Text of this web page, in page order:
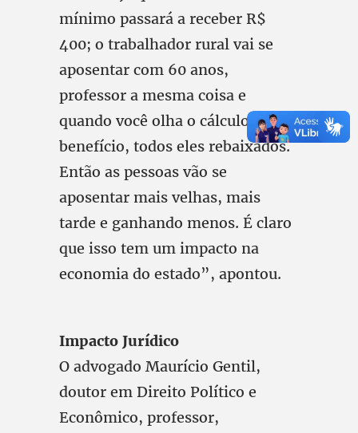
mínimo passará a receber R$
400; o trabalhador rural vai se
aposentar com 60 anos,
professor a mesma coisa e
quando você olha o cálculo do
benefício, todos eles rebaixados.
Então as pessoas vão se
aposentar mais velhas, mais
tarde e ganhando menos. É claro
que isso tem um impacto na
economia do estado”, apontou.
Impacto Jurídico
O advogado Maurício Gentil,
doutor em Direito Político e
Econômico, professor,